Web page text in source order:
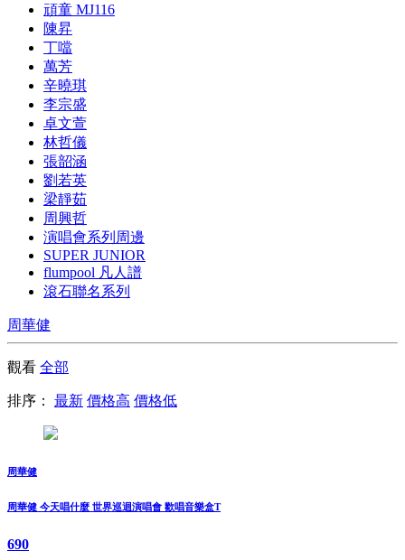
頑童 MJ116
陳昇
丁噹
萬芳
辛曉琪
李宗盛
卓文萱
林哲儀
張韶涵
劉若英
梁靜茹
周興哲
演唱會系列周邊
SUPER JUNIOR
flumpool 凡人譜
滾石聯名系列
周華健
觀看 全部
排序： 最新 價格高 價格低
周華健
周華健 今天唱什麼 世界巡迴演唱會 歡唱音樂盒T
690